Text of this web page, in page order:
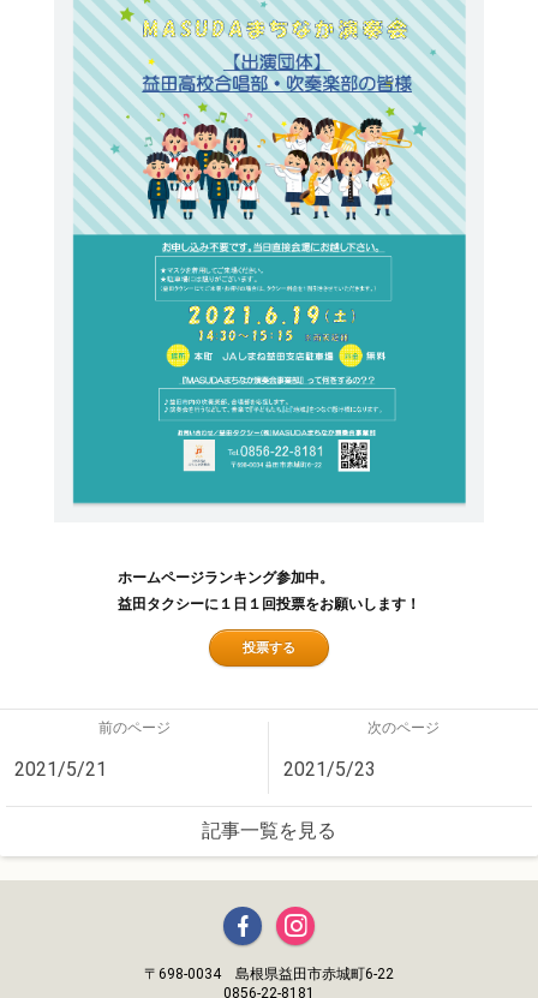
ホームページランキング参加中。
益田タクシーに１日１回投票をお願いします！
投票する
前のページ
2021/5/21
次のページ
2021/5/23
記事一覧を見る
〒698-0034 島根県益田市赤城町6-22
0856-22-8181